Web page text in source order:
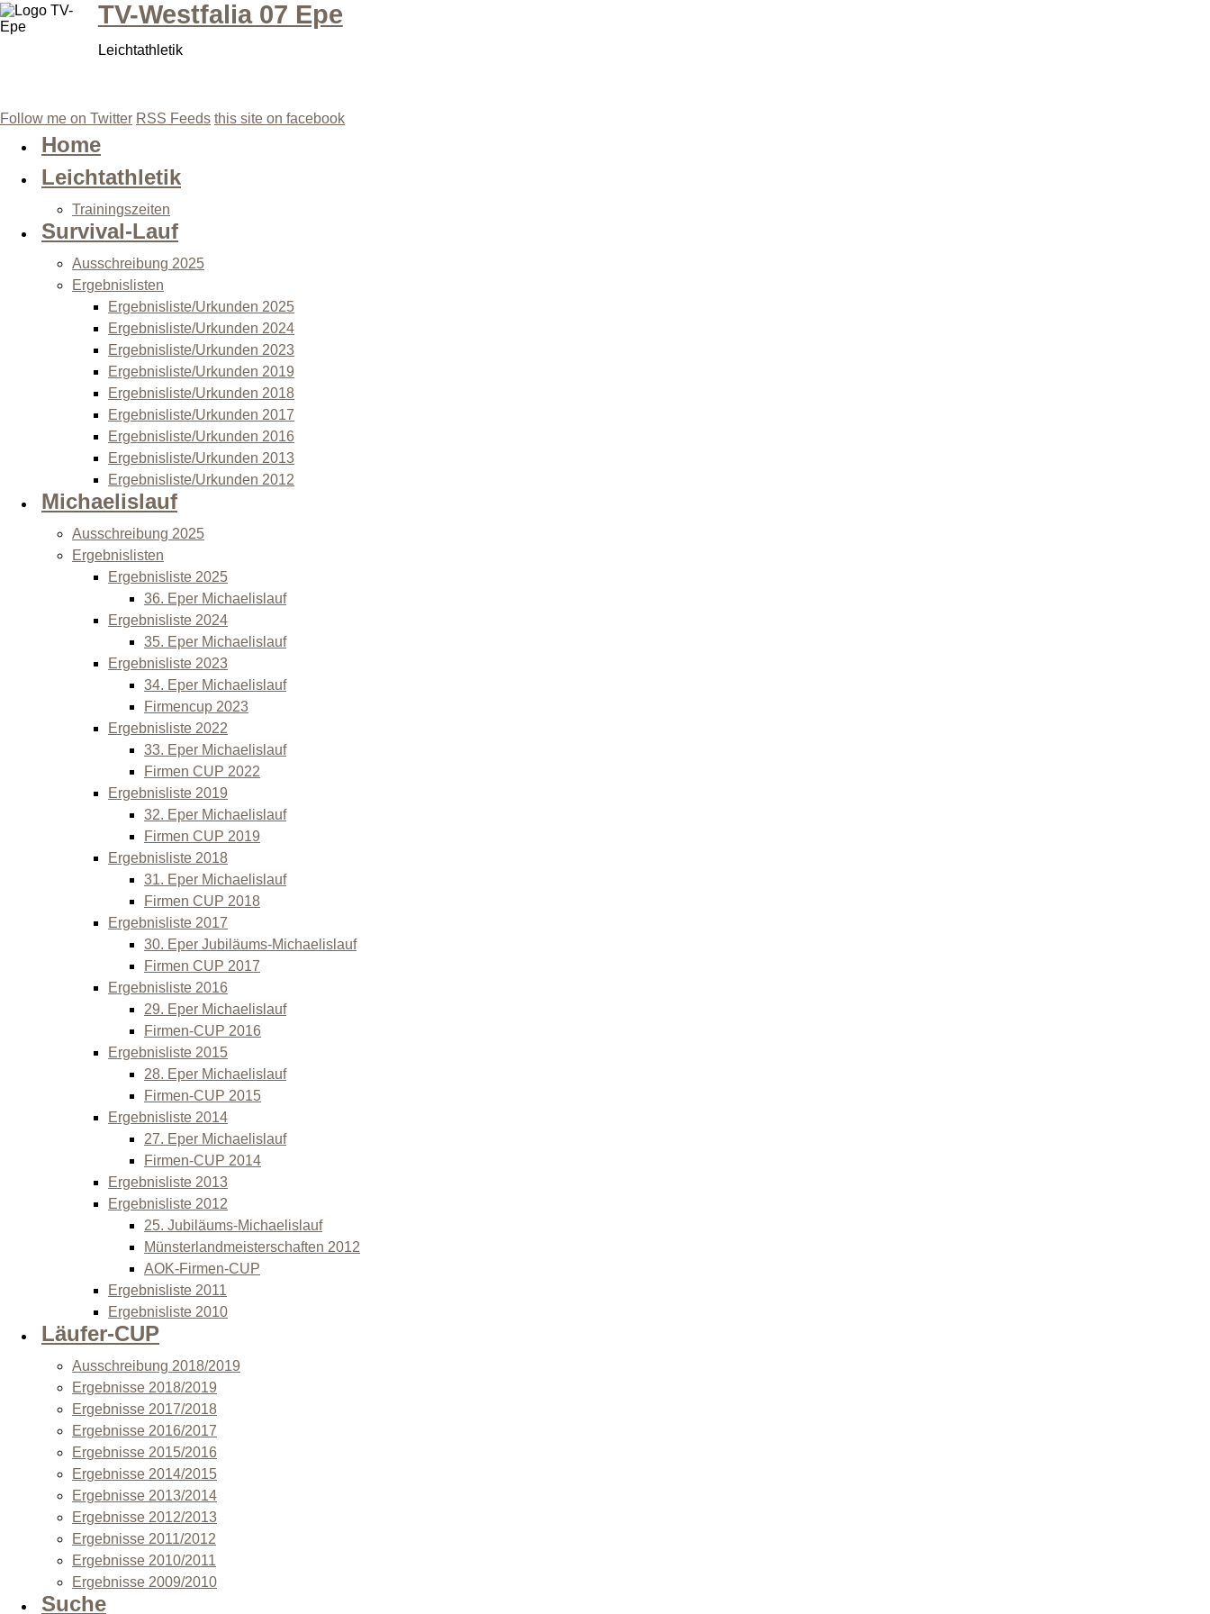
TV-Westfalia 07 Epe
Leichtathletik
Follow me on Twitter RSS Feeds this site on facebook
Home
Leichtathletik
Trainingszeiten
Survival-Lauf
Ausschreibung 2025
Ergebnislisten
Ergebnisliste/Urkunden 2025
Ergebnisliste/Urkunden 2024
Ergebnisliste/Urkunden 2023
Ergebnisliste/Urkunden 2019
Ergebnisliste/Urkunden 2018
Ergebnisliste/Urkunden 2017
Ergebnisliste/Urkunden 2016
Ergebnisliste/Urkunden 2013
Ergebnisliste/Urkunden 2012
Michaelislauf
Ausschreibung 2025
Ergebnislisten
Ergebnisliste 2025
36. Eper Michaelislauf
Ergebnisliste 2024
35. Eper Michaelislauf
Ergebnisliste 2023
34. Eper Michaelislauf
Firmencup 2023
Ergebnisliste 2022
33. Eper Michaelislauf
Firmen CUP 2022
Ergebnisliste 2019
32. Eper Michaelislauf
Firmen CUP 2019
Ergebnisliste 2018
31. Eper Michaelislauf
Firmen CUP 2018
Ergebnisliste 2017
30. Eper Jubiläums-Michaelislauf
Firmen CUP 2017
Ergebnisliste 2016
29. Eper Michaelislauf
Firmen-CUP 2016
Ergebnisliste 2015
28. Eper Michaelislauf
Firmen-CUP 2015
Ergebnisliste 2014
27. Eper Michaelislauf
Firmen-CUP 2014
Ergebnisliste 2013
Ergebnisliste 2012
25. Jubiläums-Michaelislauf
Münsterlandmeisterschaften 2012
AOK-Firmen-CUP
Ergebnisliste 2011
Ergebnisliste 2010
Läufer-CUP
Ausschreibung 2018/2019
Ergebnisse 2018/2019
Ergebnisse 2017/2018
Ergebnisse 2016/2017
Ergebnisse 2015/2016
Ergebnisse 2014/2015
Ergebnisse 2013/2014
Ergebnisse 2012/2013
Ergebnisse 2011/2012
Ergebnisse 2010/2011
Ergebnisse 2009/2010
Suche